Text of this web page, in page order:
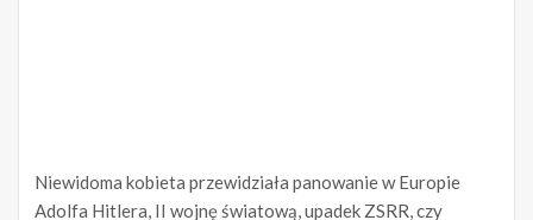
Niewidoma kobieta przewidziała panowanie w Europie
Adolfa Hitlera, II wojnę światową, upadek ZSRR, czy